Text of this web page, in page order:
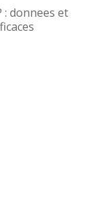
donnees et